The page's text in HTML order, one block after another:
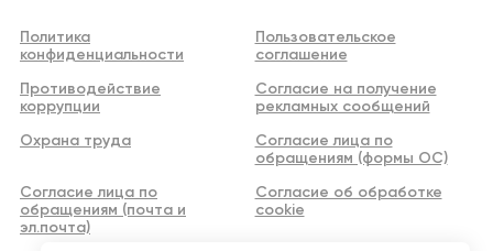
Контакты
Центр Дизайна
WI-FI
Политика
конфиденциальности
Пользовательское
соглашение
Противодействие
коррупции
Согласие на получение
рекламных сообщений
Охрана труда
Согласие лица по
обращениям (формы ОС)
Согласие лица по
обращениям (почта и
эл.почта)
Согласие об обработке
cookie